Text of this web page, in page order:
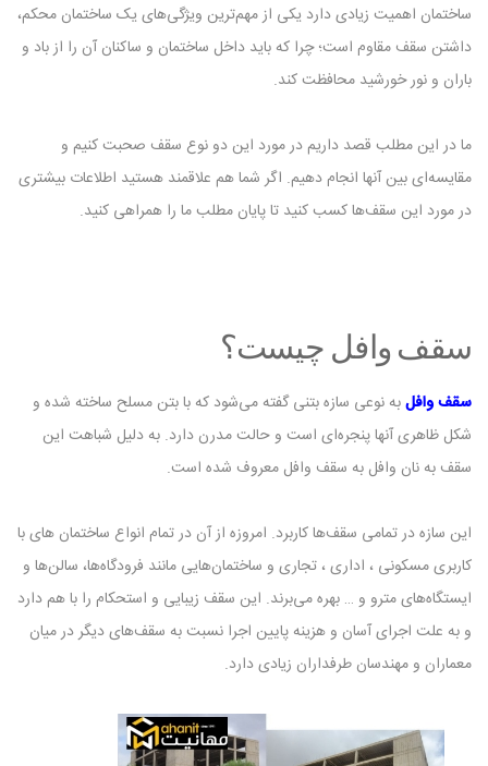
ساختمان اهمیت زیادی دارد یکی از مهم‌ترین ویژگی‌های یک ساختمان محکم،
داشتن سقف مقاوم است؛ چرا که باید داخل ساختمان و ساکنان آن را از باد و
باران و نور خورشید محافظت کند.
ما در این مطلب قصد داریم در مورد این دو نوع سقف صحبت کنیم و
مقایسه‌ای بین آنها انجام دهیم. اگر شما هم علاقمند هستید اطلاعات بیشتری
در مورد این سقف‌ها کسب کنید تا پایان مطلب ما را همراهی کنید.
سقف وافل چیست؟
سقف وافلبه نوعی سازه بتنی گفته می‌شود که با بتن مسلح ساخته شده و
شکل ظاهری آنها پنجره‌‌ای است و حالت مدرن دارد. به دلیل شباهت این
سقف به نان وافل به سقف وافل معروف شده است.
این سازه در تمامی سقف‌ها کاربرد. امروزه از آن در تمام انواع ساختمان های با
کاربری مسکونی ، اداری ، تجاری و ساختمان‌هایی مانند فرودگاه‌ها، سالن‌ها و
ایستگاه‌های مترو و … بهره می‌برند. این سقف زیبایی و استحکام را با هم دارد
و به علت اجرای آسان و هزینه پایین اجرا نسبت به سقف‌های دیگر در میان
معماران و مهندسان طرفداران زیادی دارد.